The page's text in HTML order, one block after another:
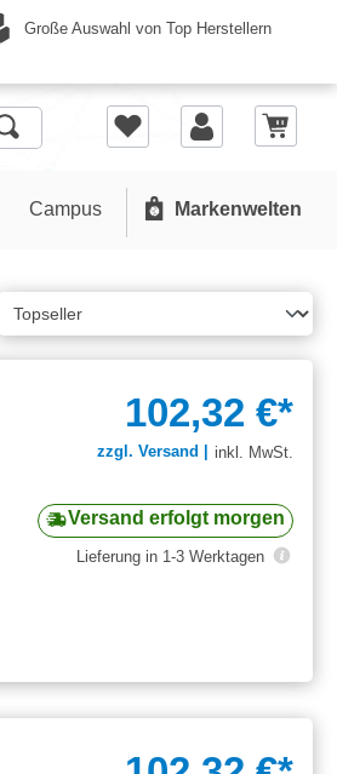
Große Auswahl von Top Herstellern
Campus Markenwelten
102,32 €*
zzgl. Versand | inkl. MwSt.
Versand erfolgt morgen
Lieferung in 1-3 Werktagen